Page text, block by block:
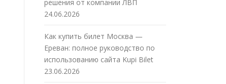
решения от компании ЛВП
24.06.2026
Как купить билет Москва —
Ереван: полное руководство по
использованию сайта Kupi Bilet
23.06.2026